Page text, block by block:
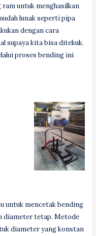
untuk menghasilkan
lunak seperti pipa
dengan cara
supaya kita bisa ditekuk.
proses bending ini
untuk mencetak bending
diameter tetap. Metode
diameter yang konstan